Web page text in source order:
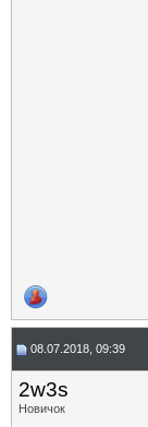
08.07.2018, 09:39
2w3s
Новичок